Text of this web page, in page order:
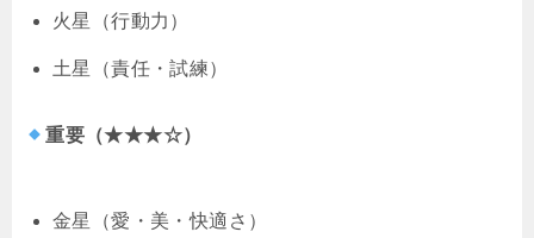
火星（行動力）
土星（責任・試練）
重要（★★★☆）
金星（愛・美・快適さ）